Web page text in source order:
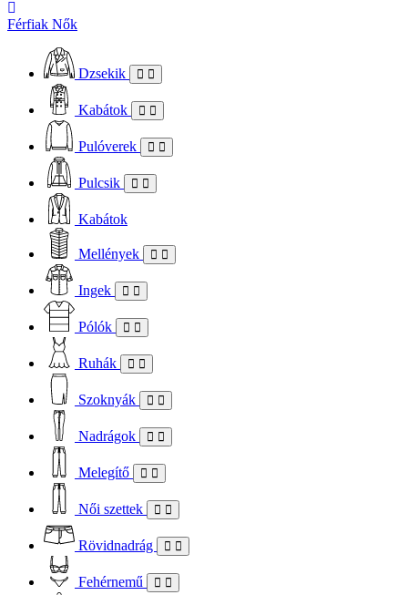
Férfiak Nők
Dzsekik
Kabátok
Pulóverek
Pulcsik
Kabátok
Mellények
Ingek
Pólók
Ruhák
Szoknyák
Nadrágok
Melegítő
Női szettek
Rövidnadrág
Fehérnemű